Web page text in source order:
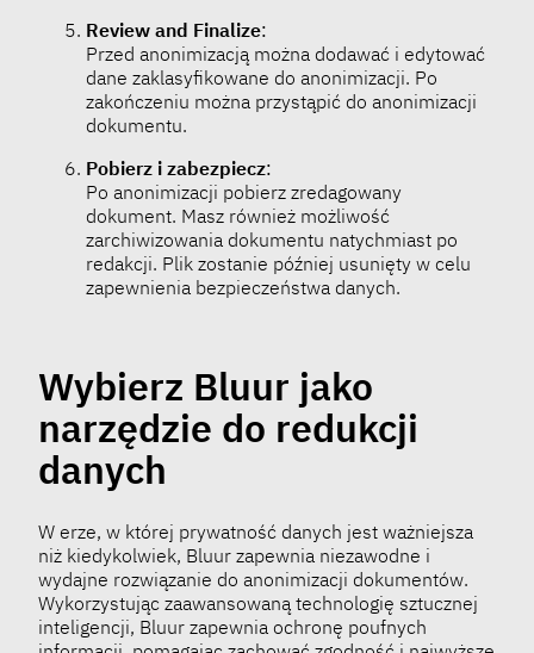
Review and Finalize:
Przed anonimizacją można dodawać i edytować
dane zaklasyfikowane do anonimizacji. Po
zakończeniu można przystąpić do anonimizacji
dokumentu.
Pobierz i zabezpiecz:
Po anonimizacji pobierz zredagowany
dokument. Masz również możliwość
zarchiwizowania dokumentu natychmiast po
redakcji. Plik zostanie później usunięty w celu
zapewnienia bezpieczeństwa danych.
Wybierz Bluur jako
narzędzie do redukcji
danych
W erze, w której prywatność danych jest ważniejsza
niż kiedykolwiek, Bluur zapewnia niezawodne i
wydajne rozwiązanie do anonimizacji dokumentów.
Wykorzystując zaawansowaną technologię sztucznej
inteligencji, Bluur zapewnia ochronę poufnych